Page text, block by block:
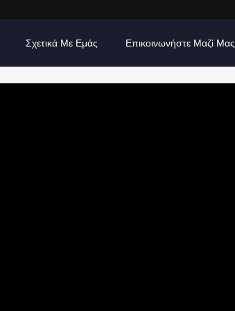
Σχετικά Με Εμάς Επικοινωνήστε Μαζί Μας